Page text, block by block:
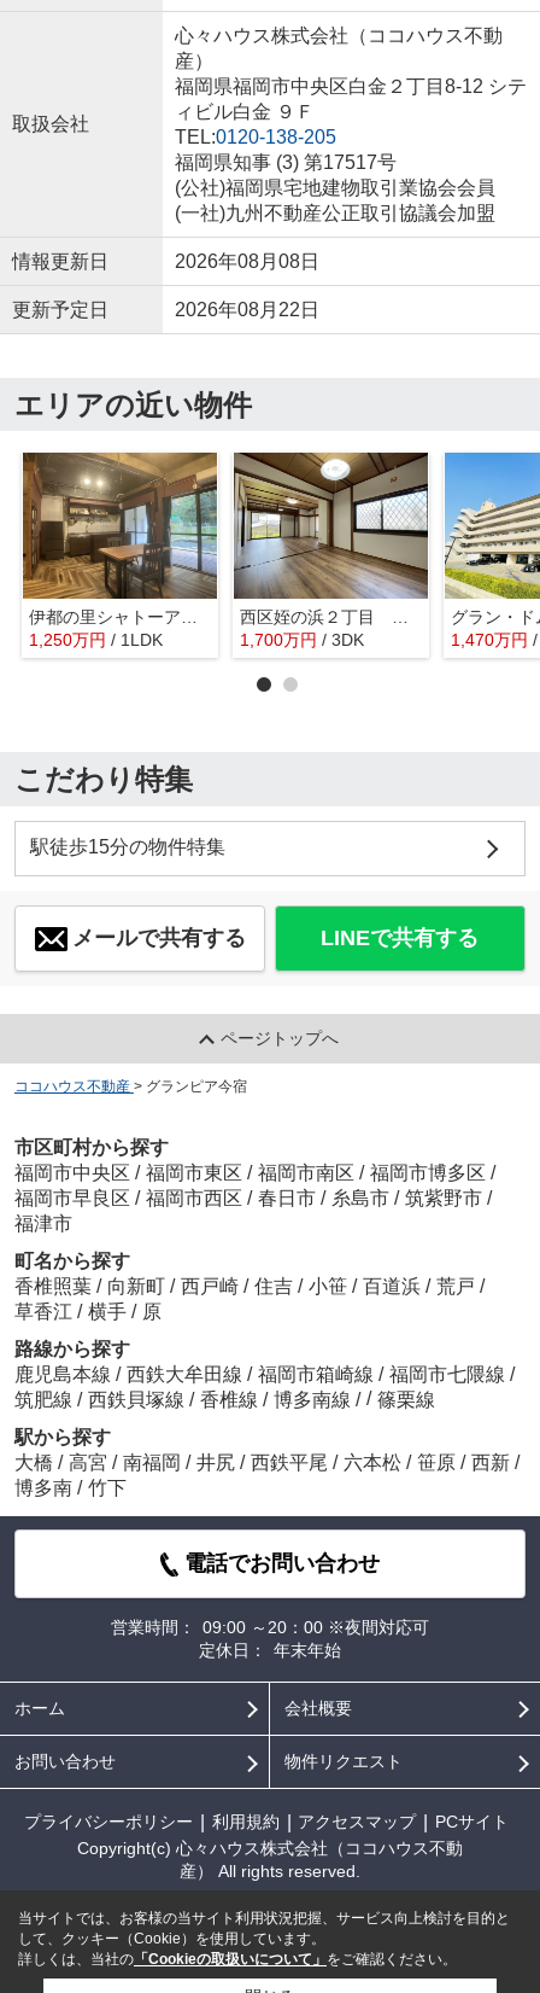
取扱会社
心々ハウス株式会社（ココハウス不動
産）
福岡県福岡市中央区白金２丁目8-12 シテ
ィビル白金 ９Ｆ
TEL:0120-138-205
福岡県知事 (3) 第17517号
(公社)福岡県宅地建物取引業協会会員
(一社)九州不動産公正取引協議会加盟
情報更新日 2026年08月08日
更新予定日 2026年08月22日
エリアの近い物件
1,250万円 / 1LDK
1,700万円 / 3DK 1,470万円
こだわり特集
駅徒歩15分の物件特集
メールで共有する LINEで共有する
ページトップへ
ココハウス不動産 > グランピア今宿
市区町村から探す
福岡市中央区 / 福岡市東区 / 福岡市南区 / 福岡市博多区 /
福岡市早良区 / 福岡市西区 / 春日市 / 糸島市 / 筑紫野市 /
福津市
町名から探す
香椎照葉 / 向新町 / 西戸崎 / 住吉 / 小笹 / 百道浜 / 荒戸 /
草香江 / 横手 / 原
路線から探す
鹿児島本線 / 西鉄大牟田線 / 福岡市箱崎線 / 福岡市七隈線 /
筑肥線 / 西鉄貝塚線 / 香椎線 / 博多南線 / / 篠栗線
駅から探す
大橋 / 高宮 / 南福岡 / 井尻 / 西鉄平尾 / 六本松 / 笹原 / 西新 /
博多南 / 竹下
電話でお問い合わせ
営業時間：
09:00 ～20：00 ※夜間対応可
定休日：
年末年始
ホーム 会社概要
お問い合わせ 物件リクエスト
プライバシーポリシー 利用規約 アクセスマップ
PCサイト
Copyright(c) 心々ハウス株式会社（ココハウス不動
産） All rights reserved.
当サイトでは、お客様の当サイト利用状況把握、サービス向上検討を目的と
して、クッキー（Cookie）を使用しています。
詳しくは、当社の 「Cookieの取扱いについて」 をご確認ください。